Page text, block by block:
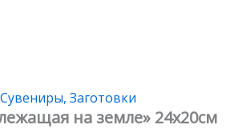
Сувениры, Заготовки
на земле» 24х20см